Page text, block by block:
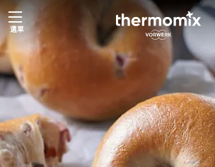
跳
至
主
要
內
容
選單